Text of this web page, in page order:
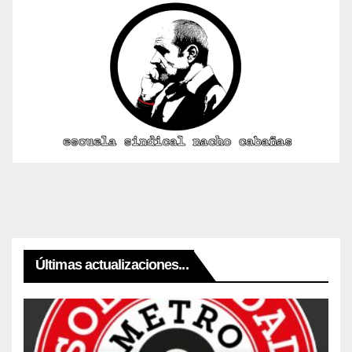
Últimas actualizaciones...